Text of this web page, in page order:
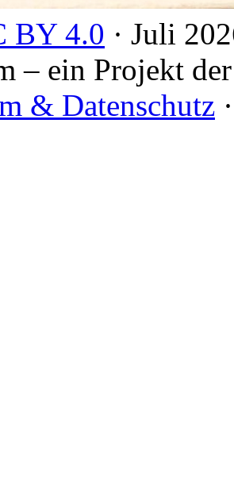
BY 4.0 · Juli
– ein Projekt der
& Datenschutz ·